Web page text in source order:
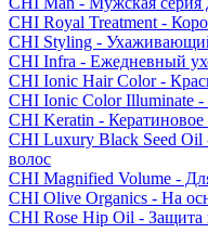
CHI Royal Treatment -
CHI Styling -
CHI Infra - Ежедневный
CHI Ionic Hair Color -
CHI Ionic Color Illuminate -
CHI Keratin - Кератиновое
CHI Luxury Black Seed
волос
CHI Magnified Volume -
CHI Olive Organics - На
CHI Rose Hip Oil - Защита